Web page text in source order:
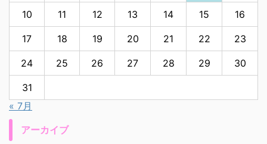
10 11 12 13 14 15 16
17 18 19 20 21 22 23
24 25 26 27 28 29 30
31
« 7月
アーカイブ